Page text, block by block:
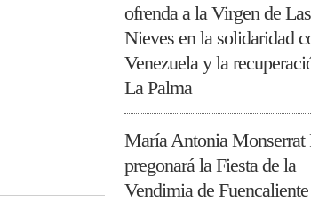
ofrenda a la Virgen de Las
Nieves en la solidaridad
Venezuela y la
La Palma
María Antonia Monserrat
pregonará la Fiesta de la
Vendimia de Fuencaliente